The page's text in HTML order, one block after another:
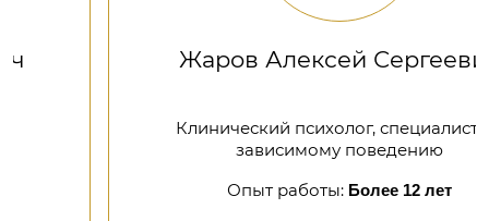
Жаров Алексей Сергеевич
Клинический психолог, специалист по
зависимому поведению
Опыт работы:Более 12 лет